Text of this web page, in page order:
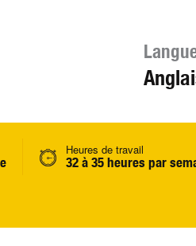
Heures de travail
32 à 35 heures par